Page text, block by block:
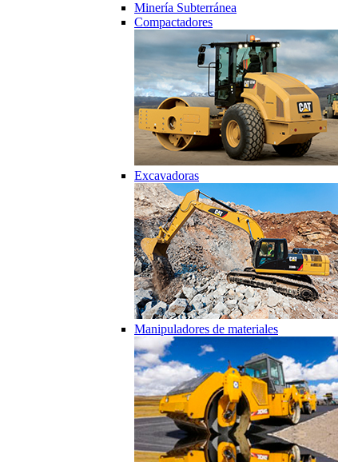
Minería Subterránea
Compactadores
Excavadoras
Manipuladores de materiales